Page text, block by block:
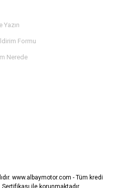
Yazın
Formu
Nerede
www.albaymotor.com - Tüm kredi
ile korunmaktadır.